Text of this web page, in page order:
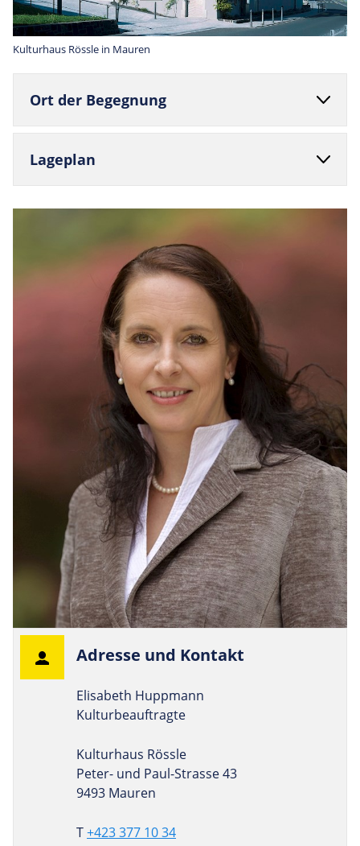
Kulturhaus Rössle in Mauren
Ort der Begegnung
Lage­plan
Adresse und Kontakt
Elisabeth Huppmann
Kulturbeauftragte
Kulturhaus Rössle
Peter- und Paul-Strasse 43
9493 Mauren
T+423 377 10 34